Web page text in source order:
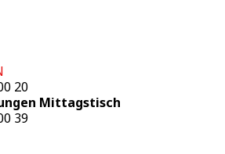
20
Mittagstisch
39